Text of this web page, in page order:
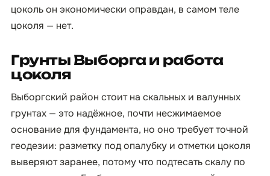
цоколь он экономически оправдан, в самом теле
цоколя — нет.
Грунты Выборга и работа
цоколя
Выборгский район стоит на скальных и валунных
грунтах — это надёжное, почти несжимаемое
основание для фундамента, но оно требует точной
геодезии: разметку под опалубку и отметки цоколя
выверяют заранее, потому что подтесать скалу по